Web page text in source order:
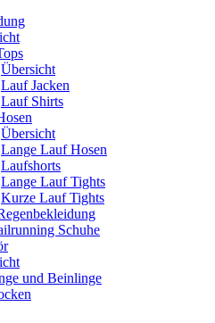
Übersicht
Lauf Jacken
Lauf Shirts
Übersicht
Lange Lauf Hosen
Laufshorts
Lange Lauf Tights
Kurze Lauf Tights
Schuhe
und Beinlinge